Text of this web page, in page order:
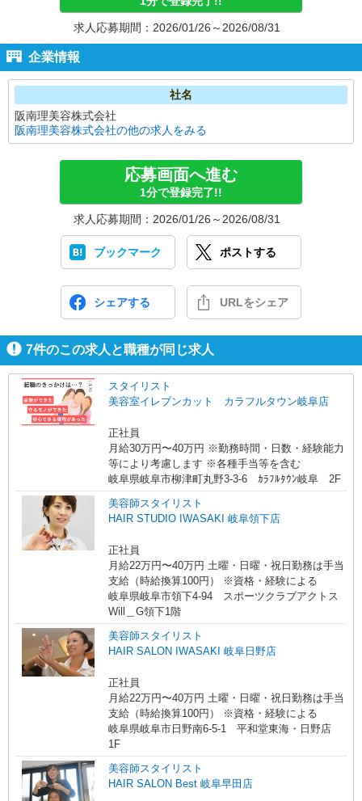
求人応募期間：2026/01/26～2026/08/31
企業情報
社名
阪南理美容株式会社
阪南理美容株式会社の他の求人をみる
応募画面へ進む
1分で登録完了!!
求人応募期間：2026/01/26～2026/08/31
ブックマーク ポストする
シェアする URLをシェア
7件のこの求人と職種が同じ求人
スタイリスト
美容室イレブンカット カラフルタウン岐阜店
正社員
月給30万円〜40万円 ※勤務時間・日数・経験能力
等により考慮します ※各種手当等を含む
岐阜県岐阜市柳津町丸野3-3-6 ｶﾗﾌﾙﾀｳﾝ岐阜 2F
美容師スタイリスト
HAIR STUDIO IWASAKI 岐阜領下店
正社員
月給22万円〜40万円 土曜・日曜・祝日勤務は手当
支給（時給換算100円） ※資格・経験による
岐阜県岐阜市領下4-94 スポーツクラブアクトス
Will＿G領下1階
美容師スタイリスト
HAIR SALON IWASAKI 岐阜日野店
正社員
月給22万円〜40万円 土曜・日曜・祝日勤務は手当
支給（時給換算100円） ※資格・経験による
岐阜県岐阜市日野南6-5-1 平和堂東海・日野店
1F
美容師スタイリスト
HAIR SALON Best 岐阜早田店